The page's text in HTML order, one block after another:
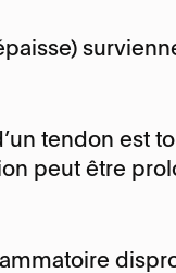
tendon est
peut être